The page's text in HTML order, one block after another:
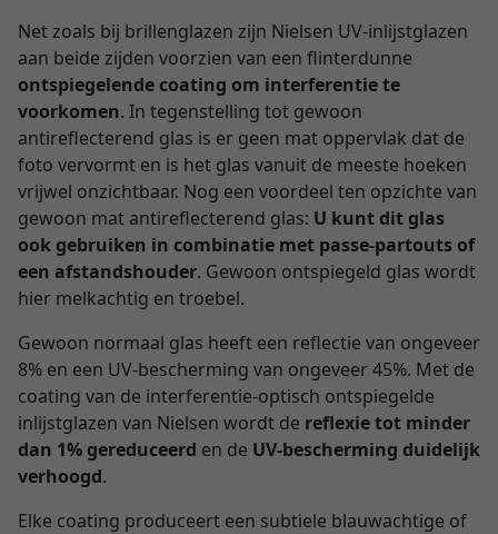
Net zoals bij brillenglazen zijn Nielsen UV-inlijstglazen
aan beide zijden voorzien van een flinterdunne
ontspiegelende coating om interferentie te
voorkomen. In tegenstelling tot gewoon
antireflecterend glas is er geen mat oppervlak dat de
foto vervormt en is het glas vanuit de meeste hoeken
vrijwel onzichtbaar. Nog een voordeel ten opzichte van
gewoon mat antireflecterend glas: U kunt dit glas
ook gebruiken in combinatie met passe-partouts of
een afstandshouder. Gewoon ontspiegeld glas wordt
hier melkachtig en troebel.
Gewoon normaal glas heeft een reflectie van ongeveer
8% en een UV-bescherming van ongeveer 45%. Met de
coating van de interferentie-optisch ontspiegelde
inlijstglazen van Nielsen wordt de reflexie tot minder
dan 1% gereduceerd en de UV-bescherming duidelijk
verhoogd.
Elke coating produceert een subtiele blauwachtige of